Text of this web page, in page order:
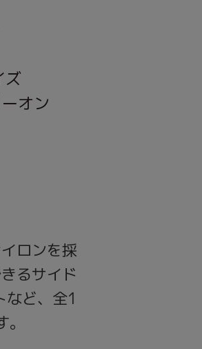
オン
ロンを採
るサイド
ど、全1